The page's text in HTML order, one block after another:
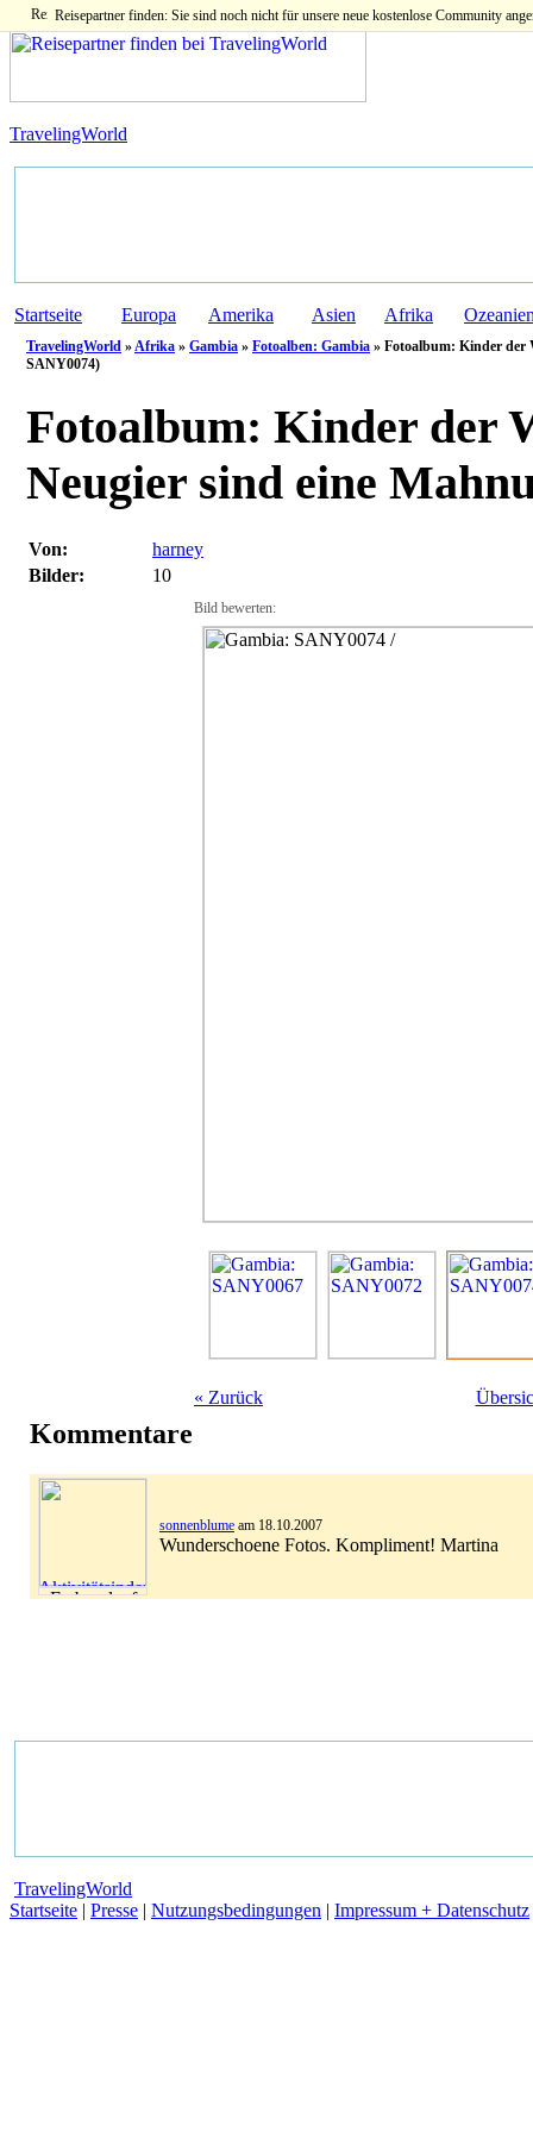
Reisepartner finden: Sie sind noch nicht für unsere neue kostenlose Community
TravelingWorld
Startseite Europa Amerika Asien Afrika
TravelingWorld »Afrika » Gambia » Fotoalben: Gambia » Fotoalbum: Kinder der
SANY0074)
Fotoalbum: Kinder der
Neugier sind eine
Von:
harney
Bilder:
10
Bild bewerten:
« Zurück
Kommentare
sonnenblume am 18.10.2007
Wunderschoene Fotos. Kompliment! Martina
TravelingWorld
Startseite | Presse | Nutzungsbedingungen | Impressum + Datenschutz